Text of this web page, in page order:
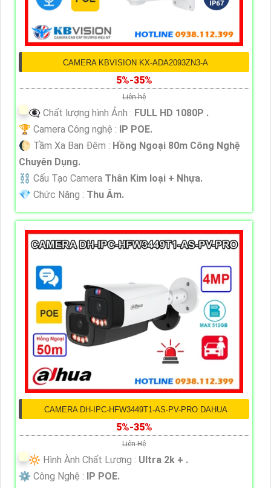
CAMERA KBVISION KX-ADA2093ZN3-A
5%-35%
Liên hệ
👁️‍🗨 Chất lượng hình Ảnh : FULL HD 1080P .
🏆 Camera Công nghệ : IP POE.
🌔 Tầm Xa Ban Đêm : Hồng Ngoại 80m Công Nghệ
Chuyên Dụng.
⛓ Cấu Tạo Camera Thân Kim loại + Nhựa.
️💎 Chức Năng : Thu Âm.
CAMERA DH-IPC-HFW3449T1-AS-PV-PRO DAHUA
5%-35%
Liên Hệ
🔆 Hình Ành Chất Lượng : Ultra 2k + .
⚙ Công Nghệ : IP POE.